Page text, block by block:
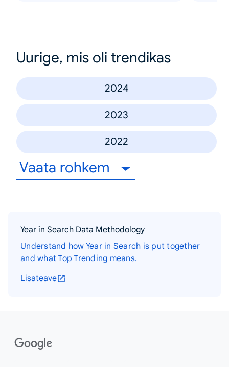
Uurige, mis oli trendikas
2024
2023
2022
Vaata rohkem
Year in Search Data Methodology
Understand how Year in Search is put together
and what Top Trending means.
Lisateave